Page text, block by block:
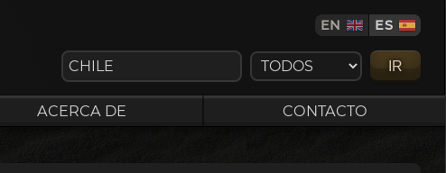
IR
ACERCA DE CONTACTO
EN ES